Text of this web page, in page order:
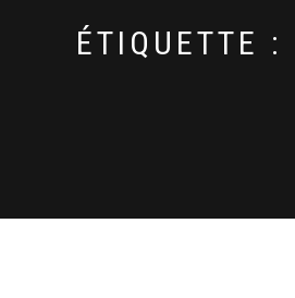
ÉTIQUETTE :